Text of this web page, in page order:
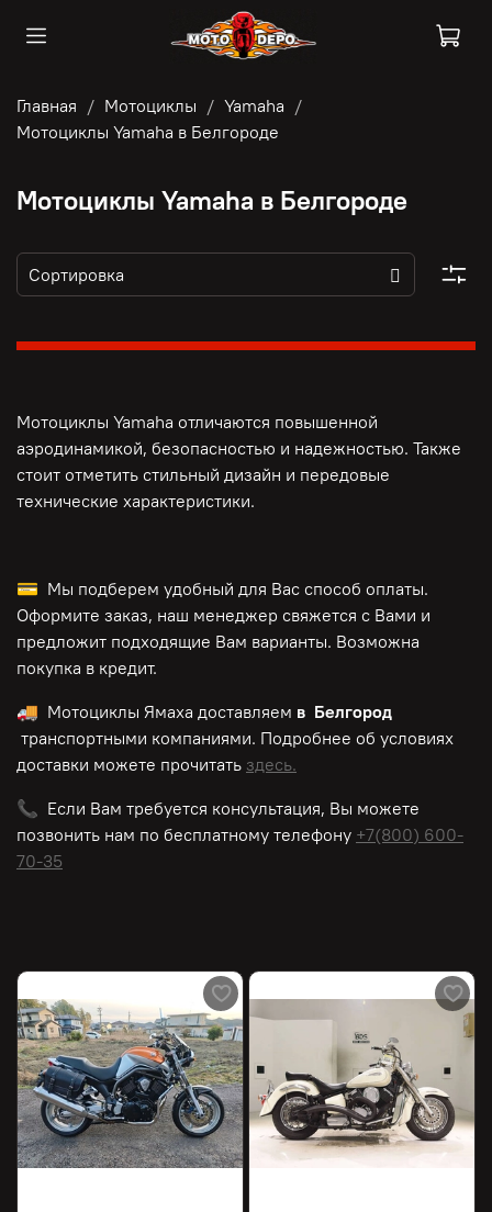
Главная Мотоциклы
Yamaha
Мотоциклы Yamaha в Белгороде
Мотоциклы Yamaha в Белгороде
Мотоциклы Yamaha отличаются повышенной
аэродинамикой, безопасностью и надежностью. Также
стоит отметить стильный дизайн и передовые
технические характеристики.
💳 Мы подберем удобный для Вас способ оплаты.
Оформите заказ, наш менеджер свяжется с Вами и
предложит подходящие Вам варианты. Возможна
покупка в кредит.
🚚 Мотоциклы Ямаха доставляем в Белгород
транспортными компаниями. Подробнее об условиях
доставки можете прочитать здесь.
📞 Если Вам требуется консультация, Вы можете
позвонить нам по бесплатному телефону +7(800) 600-
70-35